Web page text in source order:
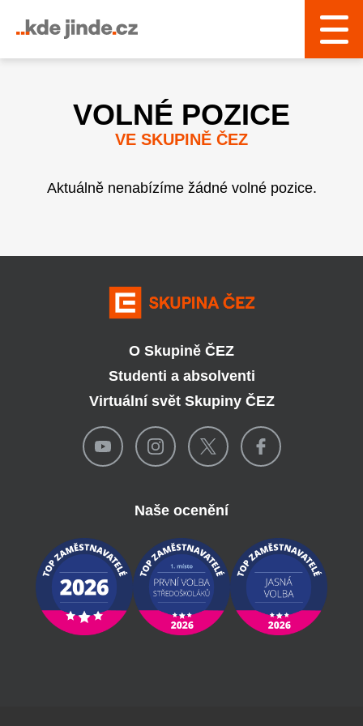
VOLNÉ POZICE
VE SKUPINĚ ČEZ
Aktuálně nenabízíme žádné volné pozice.
O Skupině ČEZ
Studenti a absolventi
Virtuální svět Skupiny ČEZ
Naše ocenění